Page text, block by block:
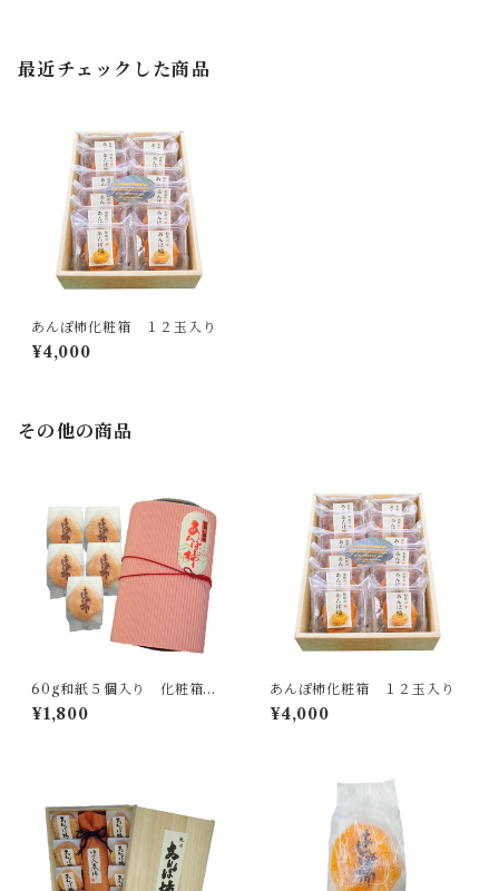
最近チェックした商品
あんぽ柿化粧箱 １２玉入り
¥4,000
その他の商品
60g和紙５個入り 化粧箱
（ピンク）
¥1,800
あんぽ柿化粧箱 １２玉入り
¥4,000